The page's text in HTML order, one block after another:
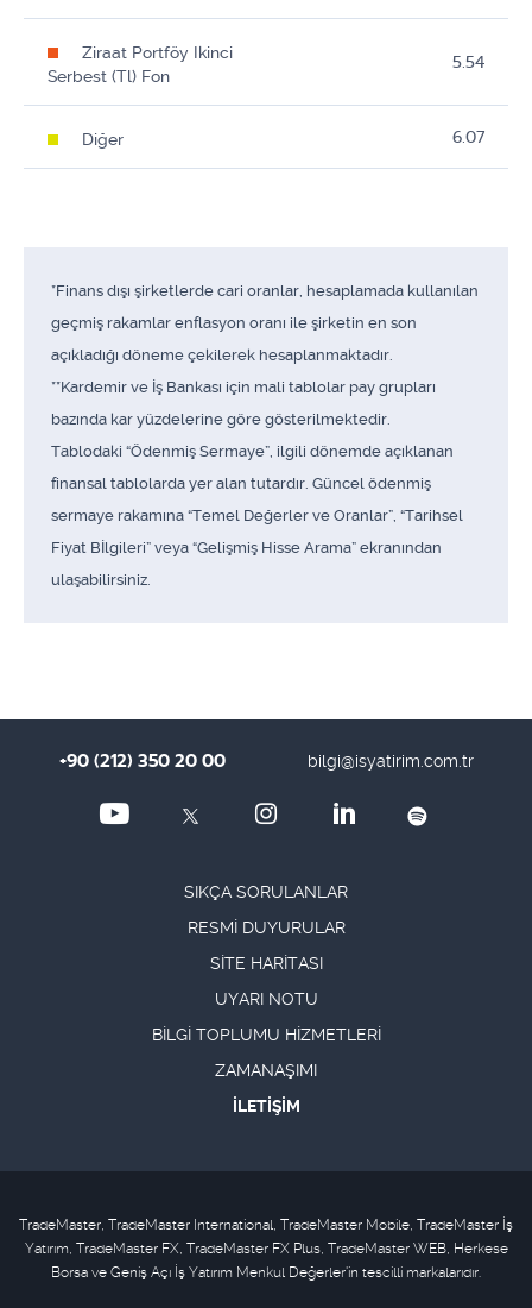
Ziraat Portföy Ikinci
Serbest (Tl) Fon
5.54
Diğer 6.07
*Finans dışı şirketlerde cari oranlar, hesaplamada kullanılan
geçmiş rakamlar enflasyon oranı ile şirketin en son
açıkladığı döneme çekilerek hesaplanmaktadır.
**Kardemir ve İş Bankası için mali tablolar pay grupları
bazında kar yüzdelerine göre gösterilmektedir.
Tablodaki “Ödenmiş Sermaye”, ilgili dönemde açıklanan
finansal tablolarda yer alan tutardır. Güncel ödenmiş
sermaye rakamına “Temel Değerler ve Oranlar”, “Tarihsel
Fiyat Bİlgileri” veya “Gelişmiş Hisse Arama” ekranından
ulaşabilirsiniz.
+90 (212) 350 20 00 bilgi@isyatirim.com.tr
SIKÇA SORULANLAR
RESMİ DUYURULAR
SİTE HARİTASI
UYARI NOTU
BİLGİ TOPLUMU HİZMETLERİ
ZAMANAŞIMI
İLETİŞİM
TradeMaster, TradeMaster International, TradeMaster Mobile, TradeMaster İş
Yatırım, TradeMaster FX, TradeMaster FX Plus, TradeMaster WEB, Herkese
Borsa ve Geniş Açı İş Yatırım Menkul Değerler'in tescilli markalarıdır.